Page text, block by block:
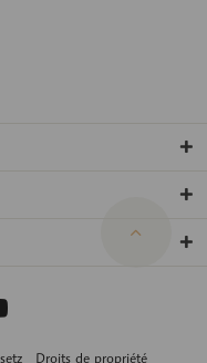
Droits de propriété